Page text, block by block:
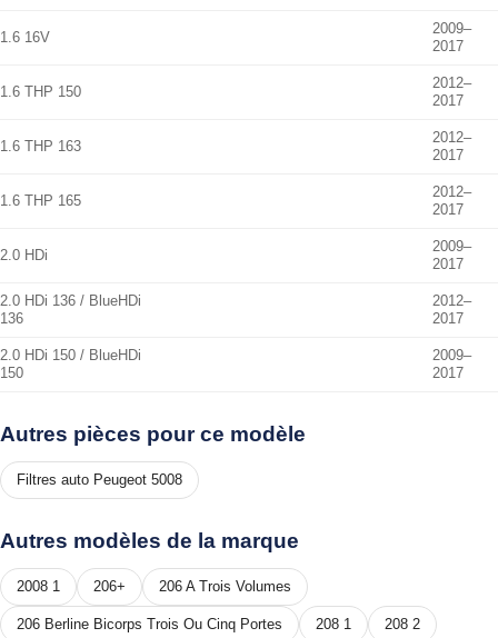
1.6 16V
2009–
2017
1.6 THP 150
2012–
2017
1.6 THP 163
2012–
2017
1.6 THP 165
2012–
2017
2.0 HDi
2009–
2017
2.0 HDi 136 / BlueHDi
136
2012–
2017
2.0 HDi 150 / BlueHDi
150
2009–
2017
Autres pièces pour ce modèle
Filtres auto Peugeot 5008
Autres modèles de la marque
2008 1 206+ 206 A Trois Volumes
206 Berline Bicorps Trois Ou Cinq Portes 208 1 208 2